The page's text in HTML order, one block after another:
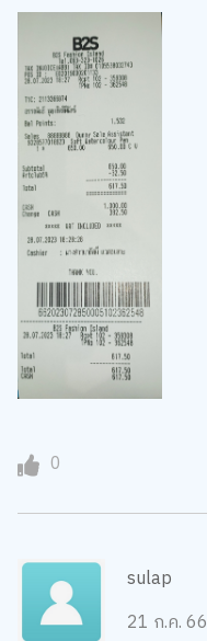
0
sulap
21 ก.ค. 66